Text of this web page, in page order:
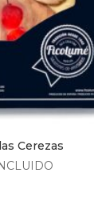
Cerezas